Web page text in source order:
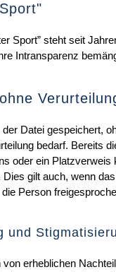
Sport” steht seit
Intransparenz
Datei gespeichert,
bedarf. Bereits
oder ein Platzverweis
Dies gilt auch, wenn
Person
und
von erheblichen